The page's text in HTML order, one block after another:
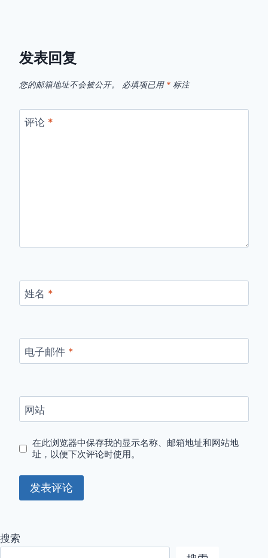
发表回复
您的邮箱地址不会被公开。 必填项已用 * 标注
评论 *
姓名 *
电子邮件 *
网站
在此浏览器中保存我的显示名称、邮箱地址和网站地
址，以便下次评论时使用。
搜索